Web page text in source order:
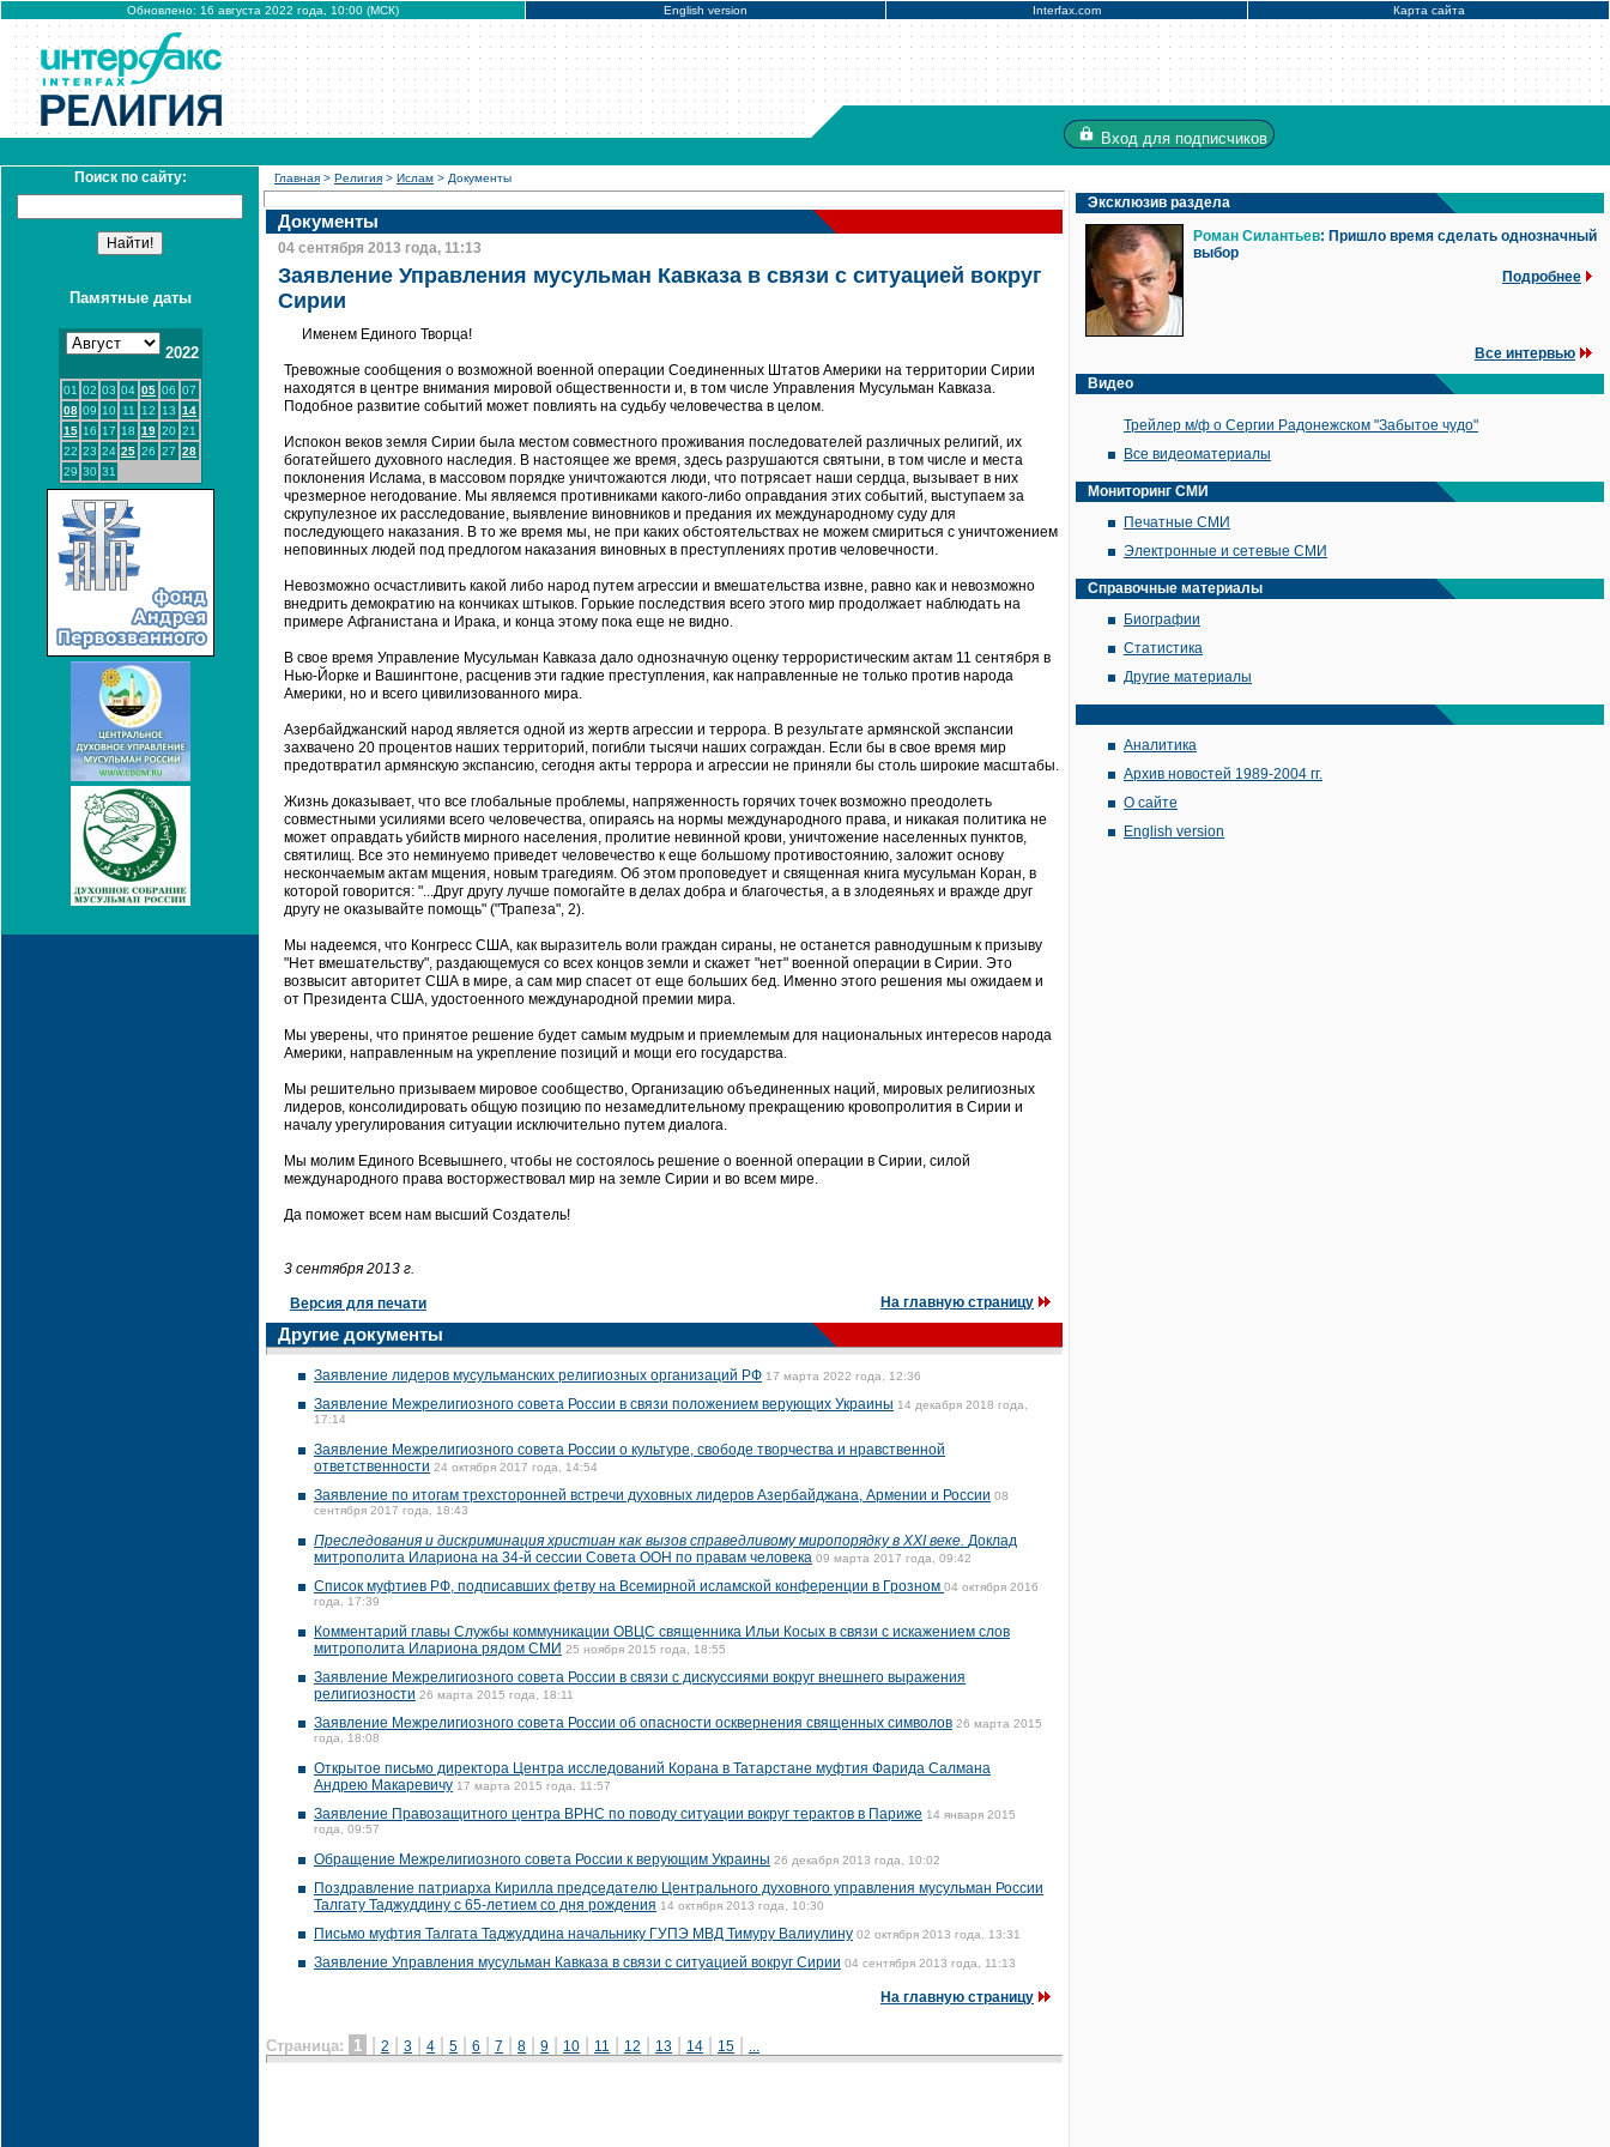
Обновлено: 16 августа 2022 года, 10:00 (МСК) English version Interfax.com Карта сайта
Вход для подписчиков
Поиск по сайту:
Памятные даты
2022
01 02 03 04 05 06 07
08 09 10 11 12 13 14
15 16 17 18 19 20 21
22 23 24 25 26 27 28
29 30 31
Главная > Религия > Ислам > Документы
Документы
04 сентября 2013 года, 11:13
Заявление Управления мусульман Кавказа в связи с ситуацией вокруг
Сирии
Именем Единого Творца!
Тревожные сообщения о возможной военной операции Соединенных Штатов Америки на территории Сирии
находятся в центре внимания мировой общественности и, в том числе Управления Мусульман Кавказа.
Подобное развитие событий может повлиять на судьбу человечества в целом.
Испокон веков земля Сирии была местом совместного проживания последователей различных религий, их
богатейшего духовного наследия. В настоящее же время, здесь разрушаются святыни, в том числе и места
поклонения Ислама, в массовом порядке уничтожаются люди, что потрясает наши сердца, вызывает в них
чрезмерное негодование. Мы являемся противниками какого-либо оправдания этих событий, выступаем за
скрупулезное их расследование, выявление виновников и предания их международному суду для
последующего наказания. В то же время мы, не при каких обстоятельствах не можем смириться с уничтожением
неповинных людей под предлогом наказания виновных в преступлениях против человечности.
Невозможно осчастливить какой либо народ путем агрессии и вмешательства извне, равно как и невозможно
внедрить демократию на кончиках штыков. Горькие последствия всего этого мир продолжает наблюдать на
примере Афганистана и Ирака, и конца этому пока еще не видно.
В свое время Управление Мусульман Кавказа дало однозначную оценку террористическим актам 11 сентября в
Нью-Йорке и Вашингтоне, расценив эти гадкие преступления, как направленные не только против народа
Америки, но и всего цивилизованного мира.
Азербайджанский народ является одной из жертв агрессии и террора. В результате армянской экспансии
захвачено 20 процентов наших территорий, погибли тысячи наших сограждан. Если бы в свое время мир
предотвратил армянскую экспансию, сегодня акты террора и агрессии не приняли бы столь широкие масштабы.
Жизнь доказывает, что все глобальные проблемы, напряженность горячих точек возможно преодолеть
совместными усилиями всего человечества, опираясь на нормы международного права, и никакая политика не
может оправдать убийств мирного населения, пролитие невинной крови, уничтожение населенных пунктов,
святилищ. Все это неминуемо приведет человечество к еще большому противостоянию, заложит основу
нескончаемым актам мщения, новым трагедиям. Об этом проповедует и священная книга мусульман Коран, в
которой говорится: "...Друг другу лучше помогайте в делах добра и благочестья, а в злодеяньях и вражде друг
другу не оказывайте помощь" ("Трапеза", 2).
Мы надеемся, что Конгресс США, как выразитель воли граждан сираны, не останется равнодушным к призыву
"Нет вмешательству", раздающемуся со всех концов земли и скажет "нет" военной операции в Сирии. Это
возвысит авторитет США в мире, а сам мир спасет от еще больших бед. Именно этого решения мы ожидаем и
от Президента США, удостоенного международной премии мира.
Мы уверены, что принятое решение будет самым мудрым и приемлемым для национальных интересов народа
Америки, направленным на укрепление позиций и мощи его государства.
Мы решительно призываем мировое сообщество, Организацию объединенных наций, мировых религиозных
лидеров, консолидировать общую позицию по незамедлительному прекращению кровопролития в Сирии и
началу урегулирования ситуации исключительно путем диалога.
Мы молим Единого Всевышнего, чтобы не состоялось решение о военной операции в Сирии, силой
международного права восторжествовал мир на земле Сирии и во всем мире.
Да поможет всем нам высший Создатель!
3 сентября 2013 г.
Версия для печати На главную страницу
Другие документы
Заявление лидеров мусульманских религиозных организаций РФ 17 марта 2022 года, 12:36
Заявление Межрелигиозного совета России в связи положением верующих Украины 14 декабря 2018 года,
17:14
Заявление Межрелигиозного совета России о культуре, свободе творчества и нравственной
ответственности 24 октября 2017 года, 14:54
Заявление по итогам трехсторонней встречи духовных лидеров Азербайджана, Армении и России 08
сентября 2017 года, 18:43
Преследования и дискриминация христиан как вызов справедливому миропорядку в XXI веке. Доклад
митрополита Илариона на 34-й сессии Совета ООН по правам человека 09 марта 2017 года, 09:42
Список муфтиев РФ, подписавших фетву на Всемирной исламской конференции в Грозном 04 октября 2016
года, 17:39
Комментарий главы Службы коммуникации ОВЦС священника Ильи Косых в связи с искажением слов
митрополита Илариона рядом СМИ 25 ноября 2015 года, 18:55
Заявление Межрелигиозного совета России в связи с дискуссиями вокруг внешнего выражения
религиозности 26 марта 2015 года, 18:11
Заявление Межрелигиозного совета России об опасности осквернения священных символов 26 марта 2015
года, 18:08
Открытое письмо директора Центра исследований Корана в Татарстане муфтия Фарида Салмана
Андрею Макаревичу 17 марта 2015 года, 11:57
Заявление Правозащитного центра ВРНС по поводу ситуации вокруг терактов в Париже 14 января 2015
года, 09:57
Обращение Межрелигиозного совета России к верующим Украины 26 декабря 2013 года, 10:02
Поздравление патриарха Кирилла председателю Центрального духовного управления мусульман России
Талгату Таджуддину с 65-летием со дня рождения 14 октября 2013 года, 10:30
Письмо муфтия Талгата Таджуддина начальнику ГУПЭ МВД Тимуру Валиулину 02 октября 2013 года, 13:31
Заявление Управления мусульман Кавказа в связи с ситуацией вокруг Сирии 04 сентября 2013 года, 11:13
На главную страницу
Страница: 1 2 3 4 5 6 7 8 9 10 11 12 13 14 15 ...
Эксклюзив раздела
Роман Силантьев: Пришло время сделать однозначный
выбор
Подробнее
Все интервью
Видео
Трейлер м/ф о Сергии Радонежском "Забытое чудо"
Все видеоматериалы
Мониторинг СМИ
Печатные СМИ
Электронные и сетевые СМИ
Справочные материалы
Биографии
Статистика
Другие материалы
Аналитика
Архив новостей 1989-2004 гг.
О сайте
English version